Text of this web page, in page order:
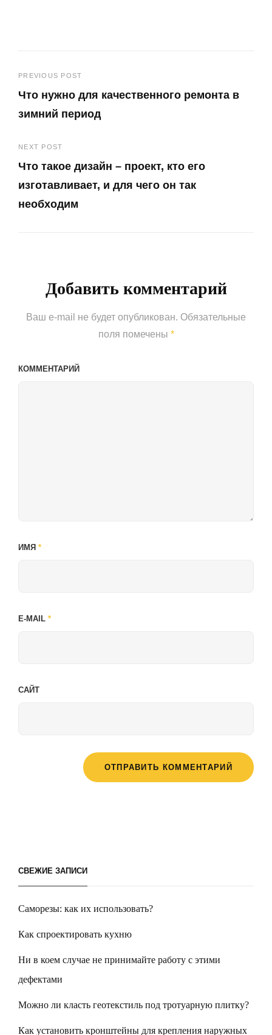
Навигация
по
PREVIOUS POST
Что нужно для качественного ремонта в
зимний период
Post
NEXT POST
Что такое дизайн – проект, кто его
изготавливает, и для чего он так
необходим
Добавить комментарий
Ваш e-mail не будет опубликован. Обязательные
поля помечены *
КОММЕНТАРИЙ
ИМЯ *
E-MAIL *
САЙТ
СВЕЖИЕ ЗАПИСИ
Саморезы: как их использовать?
Как спроектировать кухню
Ни в коем случае не принимайте работу с этими
дефектами
Можно ли класть геотекстиль под тротуарную плитку?
Как установить кронштейны для крепления наружных